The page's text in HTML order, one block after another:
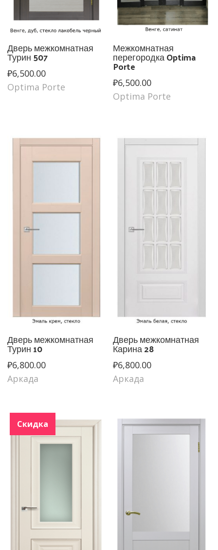
Дверь межкомнатная
Турин 507
₽6,500.00
Optima Porte
Межкомнатная
перегородка Optima
Porte
₽6,500.00
Optima Porte
Дверь межкомнатная
Турин 10
₽6,800.00
Аркада
Дверь межкомнатная
Карина 28
₽6,800.00
Аркада
Скидка